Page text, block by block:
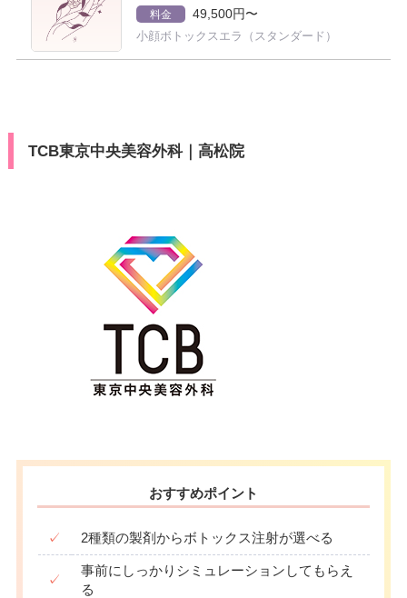
料金 49,500円〜
小顔ボトックスエラ（スタンダード）
TCB東京中央美容外科｜高松院
おすすめポイント
✓ 2種類の製剤からボトックス注射が選べる
✓
事前にしっかりシミュレーションしてもらえ
る